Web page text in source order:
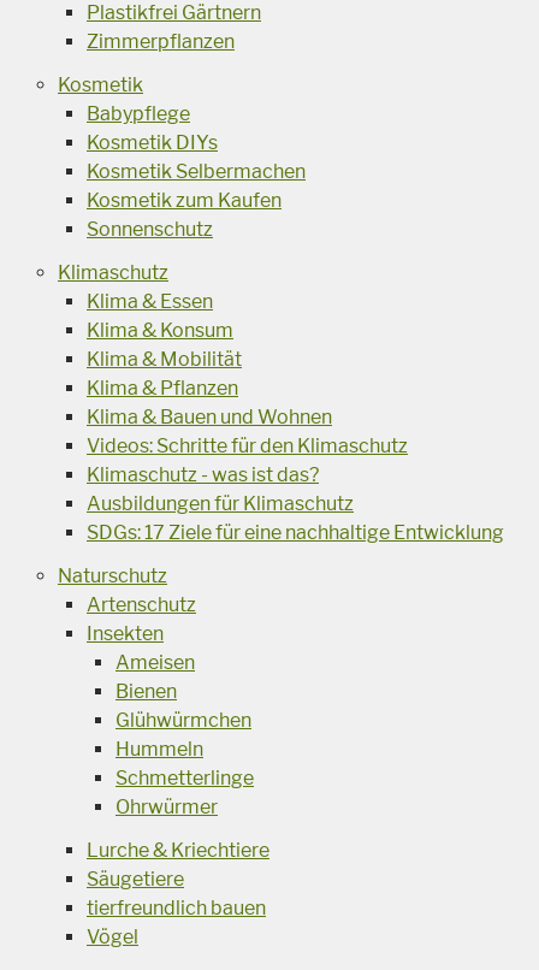
Plastikfrei Gärtnern
Zimmerpflanzen
Kosmetik
Babypflege
Kosmetik DIYs
Kosmetik Selbermachen
Kosmetik zum Kaufen
Sonnenschutz
Klimaschutz
Klima & Essen
Klima & Konsum
Klima & Mobilität
Klima & Pflanzen
Klima & Bauen und Wohnen
Videos: Schritte für den Klimaschutz
Klimaschutz - was ist das?
Ausbildungen für Klimaschutz
SDGs: 17 Ziele für eine nachhaltige Entwicklung
Naturschutz
Artenschutz
Insekten
Ameisen
Bienen
Glühwürmchen
Hummeln
Schmetterlinge
Ohrwürmer
Lurche & Kriechtiere
Säugetiere
tierfreundlich bauen
Vögel